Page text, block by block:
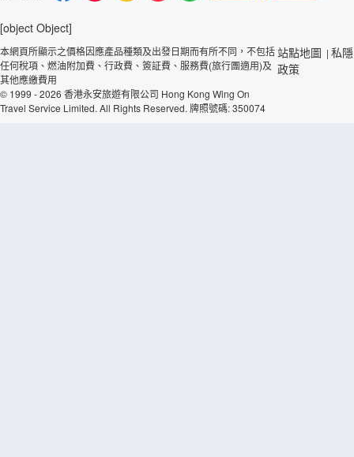
[object Object]
本網頁所顯示之價格因應產品種類及出發日期而有所不同，不包括
任何稅項、燃油附加費、行政費、簽証費、服務費(旅行團適用)及
其他應繳費用
© 1999 - 2026 香港永安旅遊有限公司 Hong Kong Wing On
Travel Service Limited. All Rights Reserved. 牌照號碼: 350074
站點地圖 | 私隱
政策